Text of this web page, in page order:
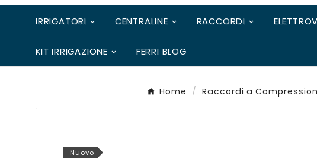
IRRIGATORI CENTRALINE RACCORDI
KIT IRRIGAZIONE FERRI BLOG
Home Raccordi a
Nuovo